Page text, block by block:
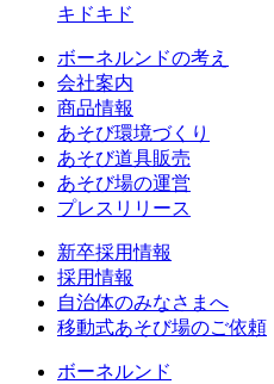
キドキド
ボーネルンドの考え
会社案内
商品情報
あそび環境づくり
あそび道具販売
あそび場の運営
プレスリリース
新卒採用情報
採用情報
自治体のみなさまへ
移動式あそび場のご依頼
ボーネルンド